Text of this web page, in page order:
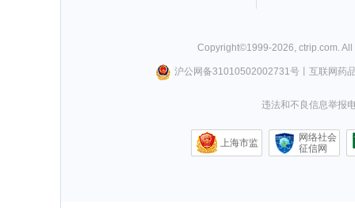
Copyright©1999-2026 ctrip.com .
沪公网备31010502002731号丨 互联网药
违法和不良信息举报
上海市监
网络社会
征信网